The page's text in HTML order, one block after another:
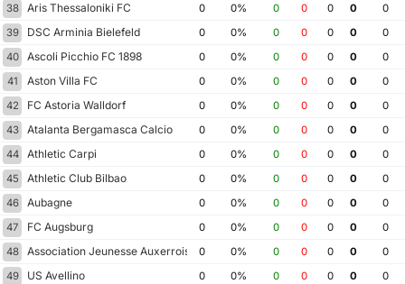
38
Aris Thessaloniki FC 0 0% 0 0 0 0
0
39
DSC Arminia Bielefeld 0 0% 0 0 0 0
0
40
Ascoli Picchio FC 1898 0 0% 0 0 0 0
0
41
Aston Villa FC 0 0% 0 0 0 0
0
42
FC Astoria Walldorf 0 0% 0 0 0 0
0
43
Atalanta Bergamasca Calcio 0 0% 0 0 0 0
0
44
Athletic Carpi 0 0% 0 0 0 0
0
45
Athletic Club Bilbao 0 0% 0 0 0 0
0
46
Aubagne 0 0% 0 0 0 0
0
47
FC Augsburg 0 0% 0 0 0 0
0
48
Association Jeunesse Auxerroise 0 0% 0 0 0 0
0
49
US Avellino 0 0% 0 0 0 0
0